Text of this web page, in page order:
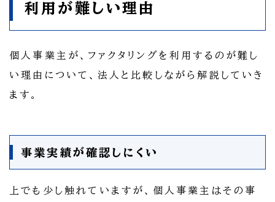
利用が難しい理由
個人事業主が、ファクタリングを利用するのが難し
い理由について、法人と比較しながら解説していき
ます。
事業実績が確認しにくい
上でも少し触れていますが、個人事業主はその事